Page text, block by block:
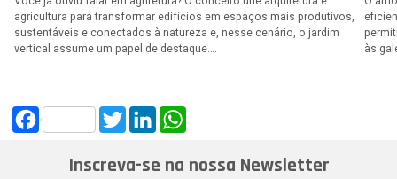
agricultura para transformar edifícios em espaços mais produtivos,
sustentáveis e conectados à natureza e, nesse cenário, o jardim
vertical assume um papel de destaque….
às
Facebook TwitterLinkedIn
Inscreva-se na nossa Newsletter